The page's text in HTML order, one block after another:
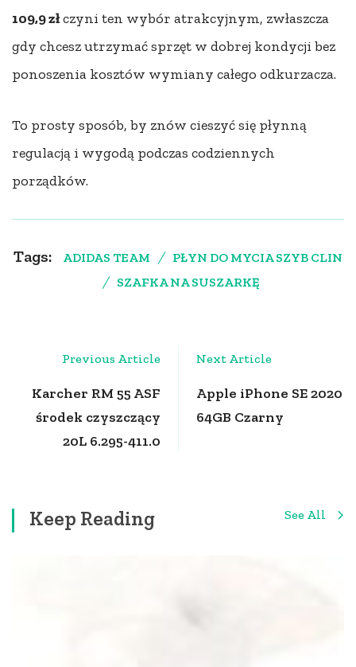
109,9 złczyni ten wybór atrakcyjnym, zwłaszcza
gdy chcesz utrzymać sprzęt w dobrej kondycji bez
ponoszenia kosztów wymiany całego odkurzacza.
To prosty sposób, by znów cieszyć się płynną
regulacją i wygodą podczas codziennych
porządków.
Tags: ADIDAS TEAM
PŁYN DO MYCIA SZYB CLIN
SZAFKA NA SUSZARKĘ
Previous Article
Karcher RM 55 ASF
środek czyszczący
20L 6.295-411.0
Next Article
Apple iPhone SE 2020
64GB Czarny
Keep Reading See All